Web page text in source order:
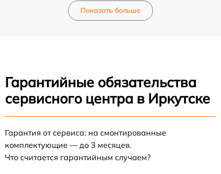
Показать больше
Гарантийные обязательства
сервисного центра в Иркутске
Гарантия от сервиса: на смонтированные
комплектующие — до 3 месяцев.
Что считается гарантийным случаем?